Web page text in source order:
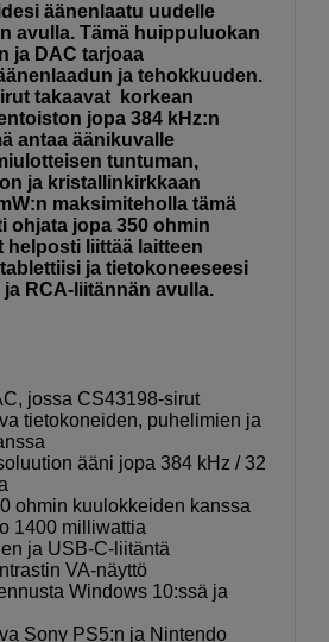
äänenlaatu uudelle
avulla. Tämä huippuluokan
ja DAC tarjoaa
ja tehokkuuden.
takaavat korkean
jopa 384 kHz:n
antaa äänikuvalle
tuntuman,
ja kristallinkirkkaan
maksimiteholla tämä
ohjata jopa 350 ohmin
helposti liittää laitteen
ja tietokoneeseesi
RCA-liitännän avulla.
jossa CS43198-sirut
tietokoneiden, puhelimien ja
ääni jopa 384 kHz / 32
ohmin kuulokkeiden kanssa
1400 milliwattia
ja USB-C-liitäntä
VA-näyttö
Windows 10:ssä ja
Sony PS5:n ja Nintendo